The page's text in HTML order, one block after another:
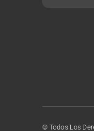
© Todos Los